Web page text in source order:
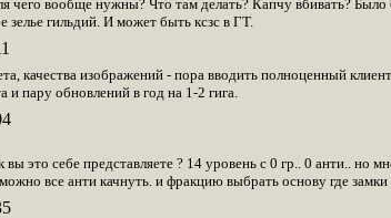
чего вообще нужны? Что там делать? Капчу вбивать?
зелье гильдий. И может быть ксзс в ГТ.
качества изображений - пора вводить полноценный
и пару обновлений в год на 1-2 гига.
вы это себе представляете ? 14 уровень с 0 гр.. 0 анти.. но
все анти качнуть. и фракцию выбрать основу где